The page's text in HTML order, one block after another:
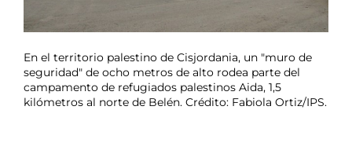
En el territorio palestino de Cisjordania, un "muro de
seguridad" de ocho metros de alto rodea parte del
campamento de refugiados palestinos Aida, 1,5
kilómetros al norte de Belén. Crédito: Fabiola Ortiz/IPS.